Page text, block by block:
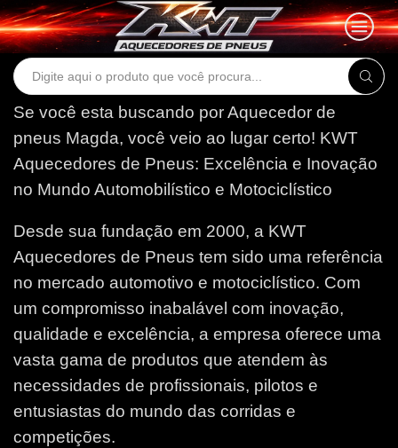
Search
Se você esta buscando por Aquecedor de
pneus Magda, você veio ao lugar certo! KWT
Aquecedores de Pneus: Excelência e Inovação
no Mundo Automobilístico e Motociclístico
Desde sua fundação em 2000, a KWT
Aquecedores de Pneus tem sido uma referência
no mercado automotivo e motociclístico. Com
um compromisso inabalável com inovação,
qualidade e excelência, a empresa oferece uma
vasta gama de produtos que atendem às
necessidades de profissionais, pilotos e
entusiastas do mundo das corridas e
competições.